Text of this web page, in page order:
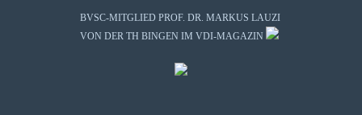
BVSC-MITGLIED PROF. DR. MARKUS LAUZI
VON DER TH BINGEN IM VDI-MAGAZIN